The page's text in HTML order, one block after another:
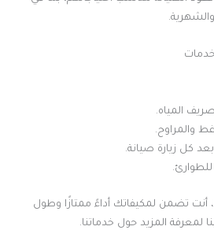
المياه.
والمراوح.
كل زيارة صيانة.
أنت تضمن لمكيفاتك أداءً ممتازًا وطول
لمعرفة المزيد حول خدماتنا.